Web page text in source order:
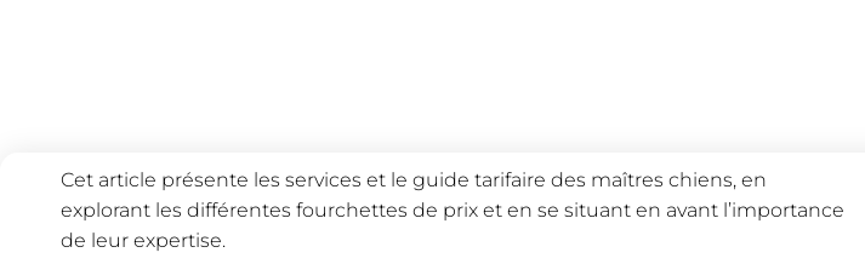
Cet article présente les services et le guide tarifaire des maîtres chiens, en
explorant les différentes fourchettes de prix et en se situant en avant l’importance
de leur expertise.